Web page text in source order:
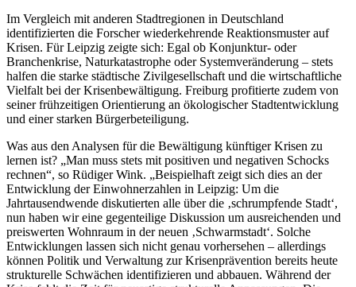
Im Vergleich mit anderen Stadtregionen in Deutschland
identifizierten die Forscher wiederkehrende Reaktionsmuster auf
Krisen. Für Leipzig zeigte sich: Egal ob Konjunktur- oder
Branchenkrise, Naturkatastrophe oder Systemveränderung – stets
halfen die starke städtische Zivilgesellschaft und die wirtschaftliche
Vielfalt bei der Krisenbewältigung. Freiburg profitierte zudem von
seiner frühzeitigen Orientierung an ökologischer Stadtentwicklung
und einer starken Bürgerbeteiligung.
Was aus den Analysen für die Bewältigung künftiger Krisen zu
lernen ist? „Man muss stets mit positiven und negativen Schocks
rechnen“, so Rüdiger Wink. „Beispielhaft zeigt sich dies an der
Entwicklung der Einwohnerzahlen in Leipzig: Um die
Jahrtausendwende diskutierten alle über die ‚schrumpfende Stadt‘,
nun haben wir eine gegenteilige Diskussion um ausreichenden und
preiswerten Wohnraum in der neuen ‚Schwarmstadt‘. Solche
Entwicklungen lassen sich nicht genau vorhersehen – allerdings
können Politik und Verwaltung zur Krisenprävention bereits heute
strukturelle Schwächen identifizieren und abbauen. Während der